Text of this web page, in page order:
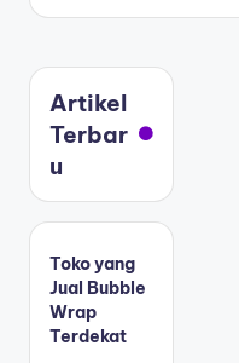
Artikel
Terbar
u
Toko yang
Jual Bubble
Wrap
Terdekat